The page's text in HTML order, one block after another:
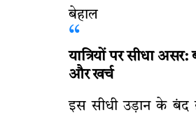
बेहाल
यात्रियों पर सीधा
और खर्च
इस सीधी उड़ान के बंद